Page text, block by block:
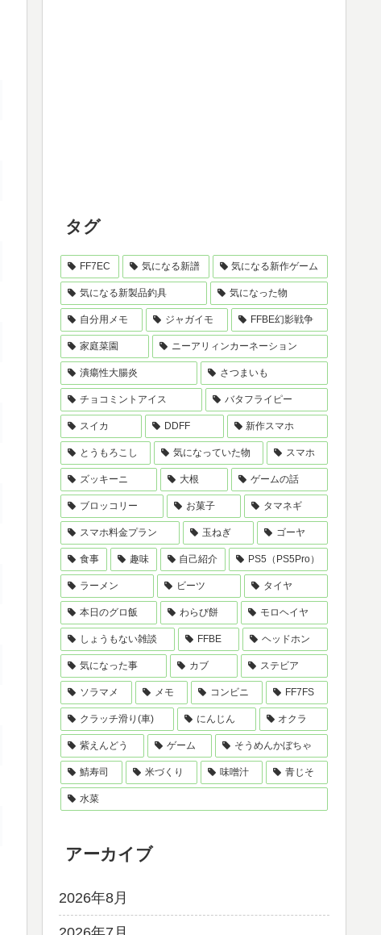
タグ
FF7EC 気になる新譜 気になる新作ゲーム
気になる新製品釣具 気になった物
自分用メモ ジャガイモ FFBE幻影戦争
家庭菜園 ニーアリィンカーネーション
潰瘍性大腸炎 さつまいも
チョコミントアイス バタフライピー
スイカ DDFF 新作スマホ
とうもろこし 気になっていた物 スマホ
ズッキーニ 大根 ゲームの話
ブロッコリー お菓子 タマネギ
スマホ料金プラン 玉ねぎ ゴーヤ
食事 趣味 自己紹介 PS5（PS5Pro）
ラーメン ビーツ タイヤ
本日のグロ飯 わらび餅 モロヘイヤ
しょうもない雑談 FFBE ヘッドホン
気になった事 カブ ステビア
ソラマメ メモ コンビニ FF7FS
クラッチ滑り(車) にんじん オクラ
紫えんどう ゲーム そうめんかぼちゃ
鯖寿司 米づくり 味噌汁 青じそ
水菜
アーカイブ
2026年8月